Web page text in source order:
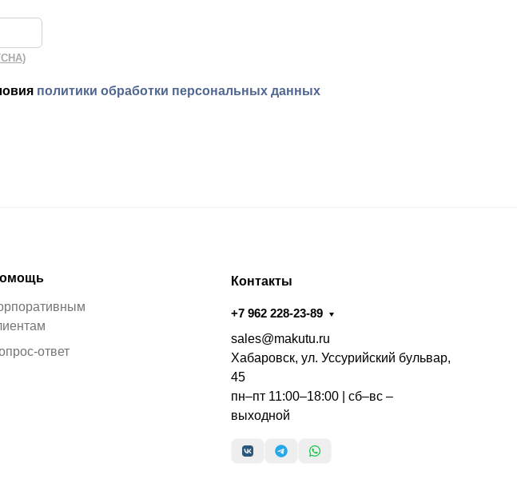
политики обработки персональных данных
ответ
Контакты
+7 962 228-23-89
sales@makutu.ru
Хабаровск, ул. Уссурийский бульвар,
45
пн–пт 11:00–18:00 | сб–вс –
выходной